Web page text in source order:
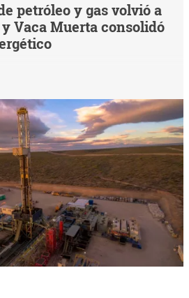
petróleo y gas volvió a
Vaca Muerta consolidó